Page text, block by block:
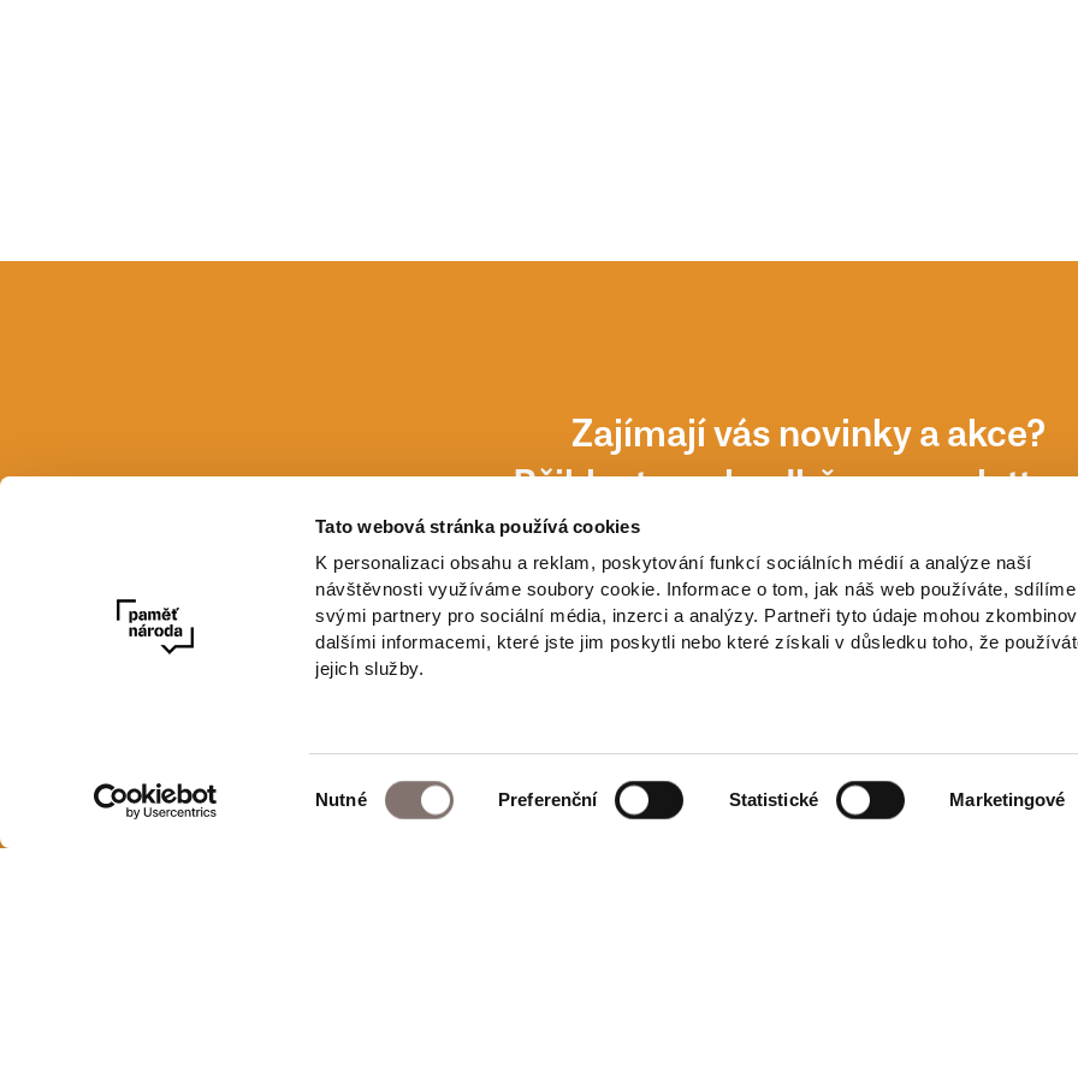
Tato webová stránka používá cookies
K personalizaci obsahu a reklam, poskytování funkcí sociálních médií a analýze naší
návštěvnosti využíváme soubory cookie. Informace o tom, jak náš web používáte,
svými partnery pro sociální média, inzerci a analýzy. Partneři tyto údaje mohou
dalšími informacemi, které jste jim poskytli nebo které získali v důsledku toho, že
jejich služby.
souhlasu
Nutné Preferenční Statistické Marketingové
Newsletter
Zajímají vás novinky a akce?
Přihlaste se k odběru
E-mail